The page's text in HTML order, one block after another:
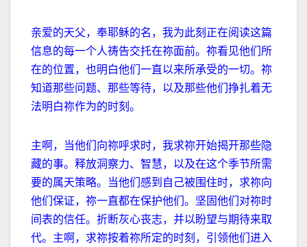
亲爱的天父，奉耶稣的名，我为此刻正在阅读这篇
信息的每一个人祷告交托在祢面前。祢看见他们所
在的位置，也明白他们一直以来所承受的一切。祢
知道那些问题、那些等待，以及那些他们挣扎着无
法明白祢作为的时刻。
主啊，当他们向祢呼求时，我求祢开始揭开那些隐
藏的事。释放洞察力、智慧，以及在这个季节所需
要的属天策略。当他们感到自己被围住时，求祢向
他们保证，祢一直都在保护他们。坚固他们对祢时
间表的信任。折断灰心丧志，并以盼望与期待来取
代。主啊，求祢按着祢所定的时刻，引领他们进入